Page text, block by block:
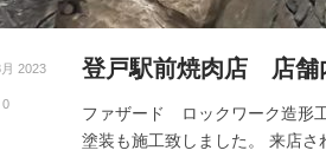
2023
0
登戸駅前焼肉店 店舗
ファザード ロックワーク造形
塗装も施工致しました。 来店